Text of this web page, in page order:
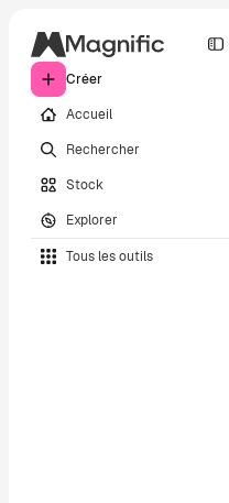
Créer
Accueil
Rechercher
Stock
Explorer
Tous les outils